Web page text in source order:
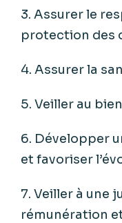
3. Assurer le
protection des
4. Assurer la
5. Veiller au
6. Développer
et favoriser
7. Veiller à une
rémunération